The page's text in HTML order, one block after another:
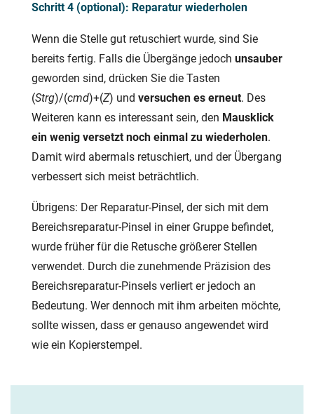
Schritt 4 (optional): Reparatur wiederholen
Wenn die Stelle gut retuschiert wurde, sind Sie
bereits fertig. Falls die Übergänge jedoch unsauber
geworden sind, drücken Sie die Tasten
(Strg)/(cmd)+(Z) und versuchen es erneut. Des
Weiteren kann es interessant sein, den Mausklick
ein wenig versetzt noch einmal zu wiederholen.
Damit wird abermals retuschiert, und der Übergang
verbessert sich meist beträchtlich.
Übrigens: Der Reparatur-Pinsel, der sich mit dem
Bereichsreparatur-Pinsel in einer Gruppe befindet,
wurde früher für die Retusche größerer Stellen
verwendet. Durch die zunehmende Präzision des
Bereichsreparatur-Pinsels verliert er jedoch an
Bedeutung. Wer dennoch mit ihm arbeiten möchte,
sollte wissen, dass er genauso angewendet wird
wie ein Kopierstempel.